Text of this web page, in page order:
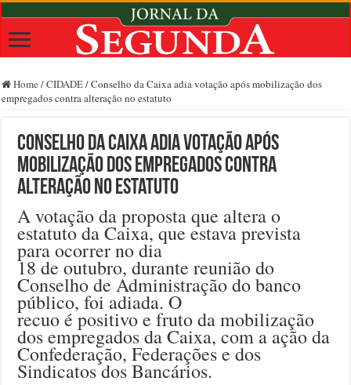
Home /CIDADE/Conselho da Caixa adia votação após mobilização dos
empregados contra alteração no estatuto
Conselho da Caixa adia votação após
mobilização dos empregados contra
alteração no estatuto
A votação da proposta que altera o
estatuto da Caixa, que estava prevista
para ocorrer no dia
18 de outubro, durante reunião do
Conselho de Administração do banco
público, foi adiada. O
recuo é positivo e fruto da mobilização
dos empregados da Caixa, com a ação da
Confederação, Federações e dos
Sindicatos dos Bancários.